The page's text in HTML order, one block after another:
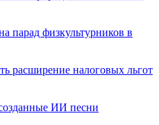
парад физкультурников в
расширение налоговых льгот
ИИ песни